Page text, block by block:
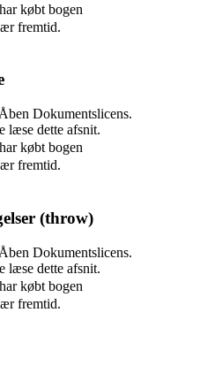
købt bogen
fremtid.
Dokumentslicens.
læse dette afsnit.
købt bogen
fremtid.
(throw)
Dokumentslicens.
læse dette afsnit.
købt bogen
fremtid.